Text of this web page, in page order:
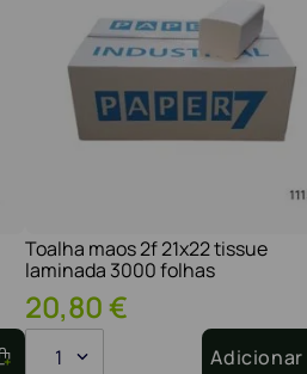
Toalha maos 2f 21x22 tissue
laminada 3000 folhas
20,80€
1 Adicionar